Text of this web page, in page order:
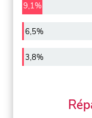
9,1%
6,5%
3,8%